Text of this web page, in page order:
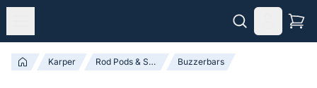
Karper Rod Pods & Steunen Buzzerbars